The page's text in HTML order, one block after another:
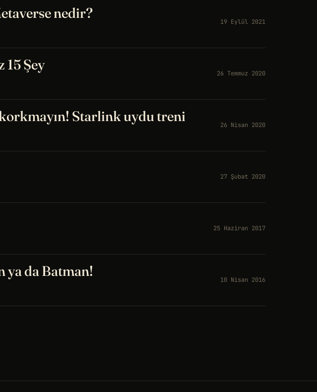
nedir?
19 Eylül 2021
Şey
26 Temmuz 2020
Starlink uydu treni
26 Nisan 2020
27 Şubat 2020
25 Haziran 2017
ya da Batman!
10 Nisan 2016